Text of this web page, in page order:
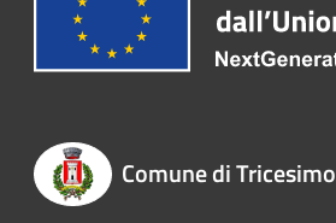
Comune di Tricesimo